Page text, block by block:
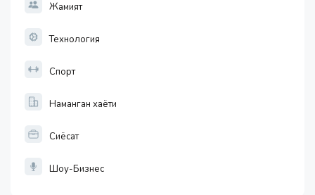
Жамият
Технология
Спорт
Наманган хаёти
Сиёсат
Шоу-Бизнес